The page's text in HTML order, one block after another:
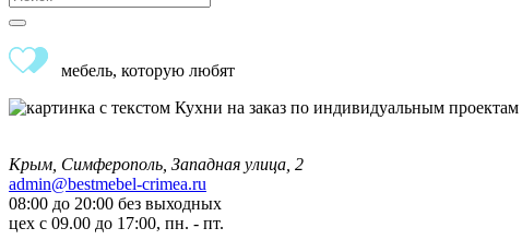
мебель, которую любят
Крым, Симферополь, Западная улица, 2
admin@bestmebel-crimea.ru
08:00 до 20:00 без выходных
цех с 09.00 до 17:00, пн. - пт.